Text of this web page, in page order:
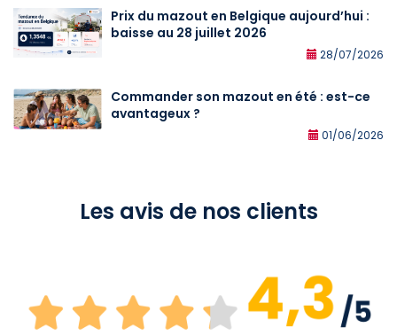
Prix du mazout en Belgique aujourd’hui :
baisse au 28 juillet 2026
28/07/2026
Commander son mazout en été : est-ce
avantageux ?
01/06/2026
Les avis de nos clients